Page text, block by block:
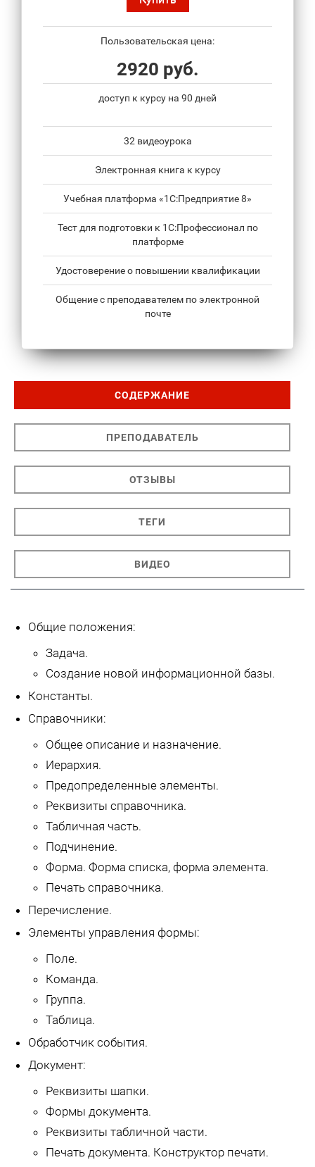
Пользовательская цена:
2920 руб.
доступ к курсу на 90 дней
32 видеоурока
Электронная книга к курсу
Учебная платформа «1С:Предприятие 8»
Тест для подготовки к 1С:Профессионал по
платформе
Удостоверение о повышении квалификации
Общение с преподавателем по электронной
почте
СОДЕРЖАНИЕ
ПРЕПОДАВАТЕЛЬ
ОТЗЫВЫ
ТЕГИ
ВИДЕО
Общие положения:
Задача.
Создание новой информационной базы.
Константы.
Справочники:
Общее описание и назначение.
Иерархия.
Предопределенные элементы.
Реквизиты справочника.
Табличная часть.
Подчинение.
Форма. Форма списка, форма элемента.
Печать справочника.
Перечисление.
Элементы управления формы:
Поле.
Команда.
Группа.
Таблица.
Обработчик события.
Документ:
Реквизиты шапки.
Формы документа.
Реквизиты табличной части.
Печать документа. Конструктор печати.